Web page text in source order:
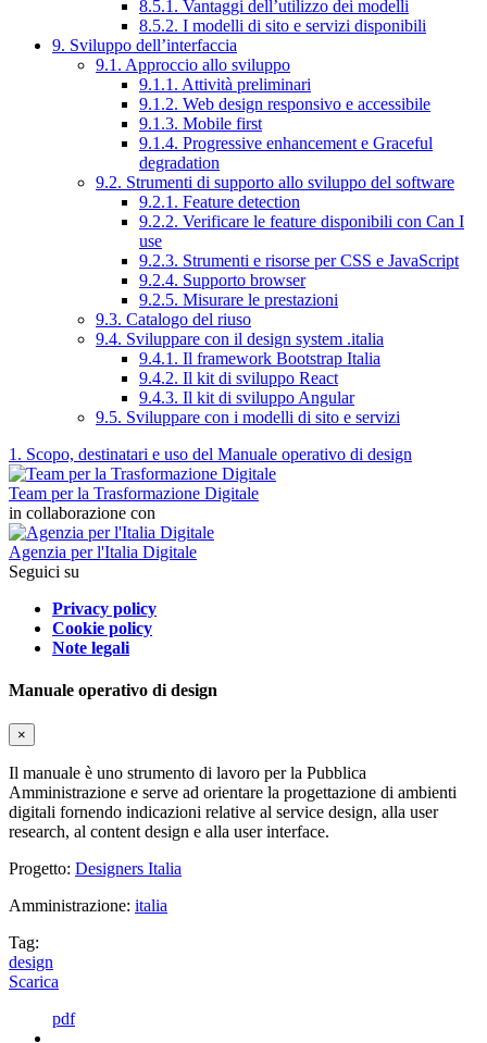
8.5.1. Vantaggi dell’utilizzo dei modelli
8.5.2. I modelli di sito e servizi disponibili
9. Sviluppo dell’interfaccia
9.1. Approccio allo sviluppo
9.1.1. Attività preliminari
9.1.2. Web design responsivo e accessibile
9.1.3. Mobile first
9.1.4. Progressive enhancement e Graceful
degradation
9.2. Strumenti di supporto allo sviluppo del software
9.2.1. Feature detection
9.2.2. Verificare le feature disponibili con Can I
use
9.2.3. Strumenti e risorse per CSS e JavaScript
9.2.4. Supporto browser
9.2.5. Misurare le prestazioni
9.3. Catalogo del riuso
9.4. Sviluppare con il design system .italia
9.4.1. Il framework Bootstrap Italia
9.4.2. Il kit di sviluppo React
9.4.3. Il kit di sviluppo Angular
9.5. Sviluppare con i modelli di sito e servizi
1. Scopo, destinatari e uso del Manuale operativo di design
Team per la Trasformazione Digitale
in collaborazione con
Agenzia per l'Italia Digitale
Seguici su
Privacy policy
Cookie policy
Note legali
Manuale operativo di design
×
Il manuale è uno strumento di lavoro per la Pubblica
Amministrazione e serve ad orientare la progettazione di ambienti
digitali fornendo indicazioni relative al service design, alla user
research, al content design e alla user interface.
Progetto: Designers Italia
Amministrazione: italia
Tag:
design
Scarica
pdf